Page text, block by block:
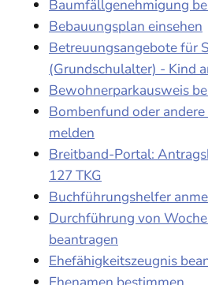
Baumfällgenehmigung
Bebauungsplan einsehen
Betreuungsangebote für
(Grundschulalter) - Kind
Bewohnerparkausweis
Bombenfund oder
melden
Breitband-Portal:
127 TKG
Buchführungshelfer
Durchführung von
beantragen
Ehefähigkeitszeugnis